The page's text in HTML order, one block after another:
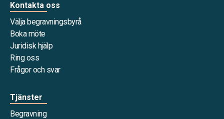
Kontakta oss
Välja begravningsbyrå
Boka möte
Juridisk hjälp
Ring oss
Frågor och svar
Tjänster
Begravning